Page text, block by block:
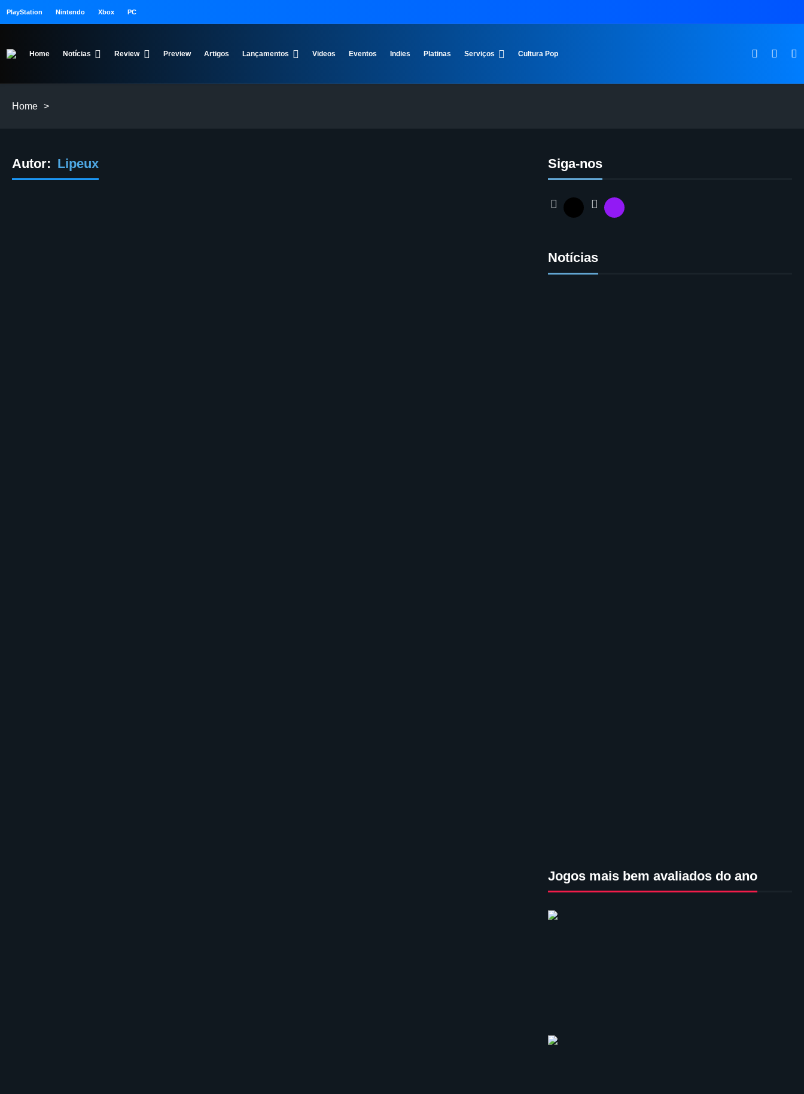
PlayStation Nintendo Xbox PC
Home Notícias Review Preview Artigos Lançamentos Videos Eventos Indies Platinas Serviços Cultura Pop
Home >
Autor: Lipeux Siga-nos
Notícias
Jogos mais bem avaliados do ano